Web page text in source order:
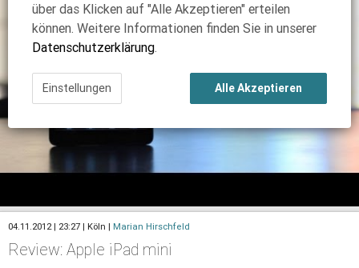
iPhone Tarifvergleich
News
Ratgeber
Surfsticks
iPad Tarifvergleich
News
Internetanbieter
DSL Tarife
News
04.11.2012 | 23:27 | Köln | Marian Hirschfeld
Review: Apple iPad mini
über das Klicken auf "Alle Akzeptieren" erteilen
können. Weitere Informationen finden Sie in unserer
Datenschutzerklärung.
Einstellungen Alle Akzeptieren